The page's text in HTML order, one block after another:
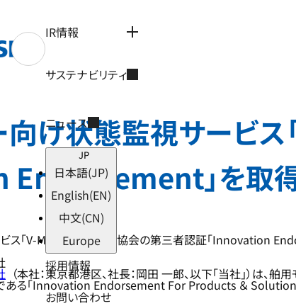
IR情報
サステナビリティ
ニュース
JP
日本語(JP)
English(EN)
中文(CN)
Europe
採用情報
お問い合わせ
け状態監視サービ
Endorsement」を取
ス「V-MO」が日本海事協会の第三者認証「Innovation
（本社：東京都港区、社長：岡田 一郎、以下「当社」）は、
る「Innovation Endorsement For Products ＆ Solutions